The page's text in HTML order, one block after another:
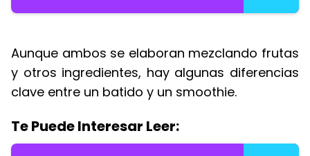
Aunque ambos se elaboran mezclando frutas
y otros ingredientes, hay algunas diferencias
clave entre un batido y un smoothie.
Te Puede Interesar Leer: